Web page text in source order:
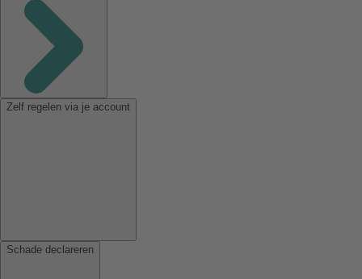
Zelf regelen via je account
Schade declareren